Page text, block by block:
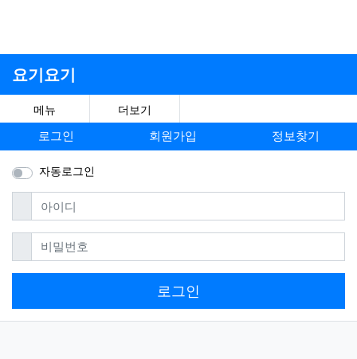
요기요기
메뉴 더보기
로그인 회원가입 정보찾기
자동로그인
아이디필수
비밀번호필수
로그인